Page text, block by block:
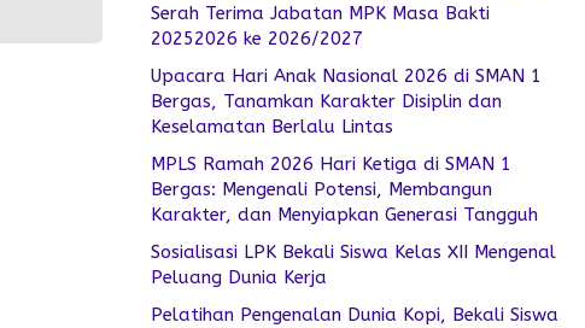
Serah Terima Jabatan MPK Masa Bakti
20252026 ke 2026/2027
Upacara Hari Anak Nasional 2026 di SMAN 1
Bergas, Tanamkan Karakter Disiplin dan
Keselamatan Berlalu Lintas
MPLS Ramah 2026 Hari Ketiga di SMAN 1
Bergas: Mengenali Potensi, Membangun
Karakter, dan Menyiapkan Generasi Tangguh
Sosialisasi LPK Bekali Siswa Kelas XII Mengenal
Peluang Dunia Kerja
Pelatihan Pengenalan Dunia Kopi, Bekali Siswa